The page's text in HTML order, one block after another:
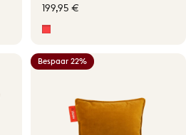
199,95 €
Signature Orange
Bespaar 22%